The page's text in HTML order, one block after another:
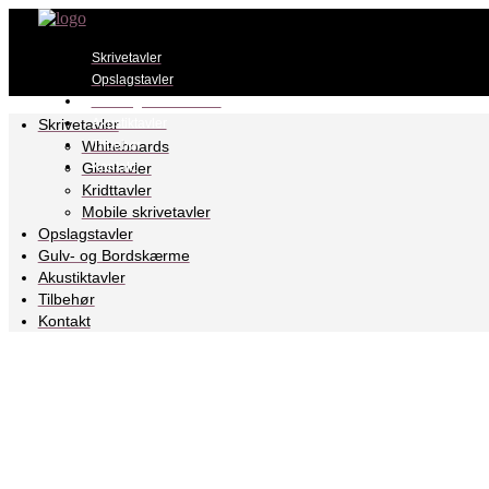
Skrivetavler
Opslagstavler
Akustiktavler
Tilbehør
Kontakt
Skrivetavler
Whiteboards
Glastavler
Kridttavler
Mobile skrivetavler
Opslagstavler
Gulv- og Bordskærme
Akustiktavler
Tilbehør
Kontakt